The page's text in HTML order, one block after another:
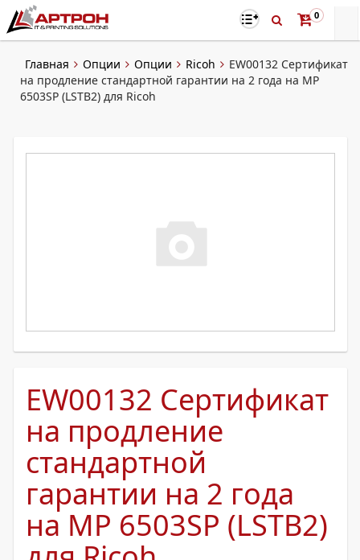
0
Главная Опции Опции Ricoh
EW00132 Сертификат
на продление стандартной гарантии на 2 года на MP
6503SP (LSTB2) для Ricoh
EW00132 Сертификат
на продление
стандартной
гарантии на 2 года
на MP 6503SP (LSTB2)